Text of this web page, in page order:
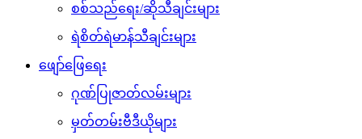
စစ်သည်ရေး/ဆိုသီချင်းများ
ရဲစိတ်ရဲမာန်သီချင်းများ
ဖျော်ဖြေရေး
ဂုဏ်ပြုဇာတ်လမ်းများ
မှတ်တမ်းဗီဒီယိုများ